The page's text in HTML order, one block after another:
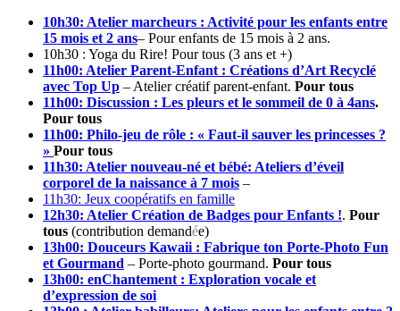
10h30: Atelier marcheurs : Activité pour les enfants entre
15 mois et 2 ans– Pour enfants de 15 mois à 2 ans.
10h30 : Yoga du Rire! Pour tous (3 ans et +)
11h00: Atelier Parent-Enfant : Créations d’Art Recyclé
avec Top Up – Atelier créatif parent-enfant. Pour tous
11h00: Discussion : Les pleurs et le sommeil de 0 à 4ans.
Pour tous
11h00: Philo-jeu de rôle : « Faut-il sauver les princesses ?
» Pour tous
11h30: Atelier nouveau-né et bébé: Ateliers d’éveil
corporel de la naissance à 7 mois –
11h30: Jeux coopératifs en famille
12h30: Atelier Création de Badges pour Enfants !. Pour
tous (contribution demandée)
13h00: Douceurs Kawaii : Fabrique ton Porte-Photo Fun
et Gourmand – Porte-photo gourmand. Pour tous
13h00: enChantement : Exploration vocale et
d’expression de soi